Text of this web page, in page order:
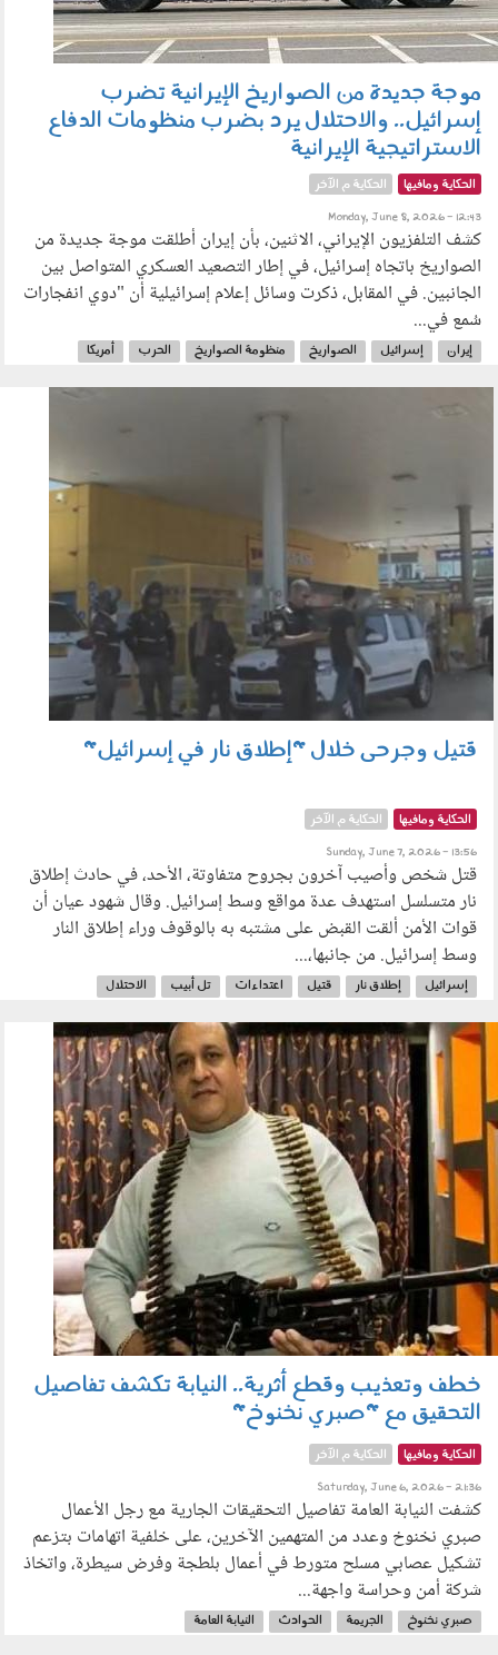
موجة جديدة من الصواريخ الإيرانية تضرب
إسرائيل.. والاحتلال يرد بضرب منظومات الدفاع
الاستراتيجية الإيرانية
الحكاية ومافيها الحكاية م الآخر
Monday, June 8, 2026 - 12:43
كشف التلفزيون الإيراني، الاثنين، بأن إيران أطلقت موجة جديدة من
الصواريخ باتجاه إسرائيل، في إطار التصعيد العسكري المتواصل بين
الجانبين. في المقابل، ذكرت وسائل إعلام إسرائيلية أن "دوي انفجارات
سُمع في...
إيران إسرائيل الصواريخ منظومة الصواريخ الحرب
أمريكا
070602.jpg
قتيل وجرحى خلال "إطلاق نار في إسرائيل"
الحكاية ومافيها الحكاية م الآخر
Sunday, June 7, 2026 - 13:56
قتل شخص وأصيب آخرون بجروح متفاوتة، الأحد، في حادث إطلاق
نار متسلسل استهدف عدة مواقع وسط إسرائيل. وقال شهود عيان أن
قوات الأمن ألقت القبض على مشتبه به بالوقوف وراء إطلاق النار
وسط إسرائيل. من جانبها،...
إسرائيل إطلاق نار قتيل اعتداءات تل أبيب
الاحتلال
060603.jpg
خطف وتعذيب وقطع أثرية.. النيابة تكشف تفاصيل
التحقيق مع "صبري نخنوخ"
الحكاية ومافيها الحكاية م الآخر
Saturday, June 6, 2026 - 21:36
كشفت النيابة العامة تفاصيل التحقيقات الجارية مع رجل الأعمال
صبري نخنوخ وعدد من المتهمين الآخرين، على خلفية اتهامات بتزعم
تشكيل عصابي مسلح متورط في أعمال بلطجة وفرض سيطرة، واتخاذ
شركة أمن وحراسة واجهة...
صبري نخنوخ الجريمة الحوادث النيابة العامة